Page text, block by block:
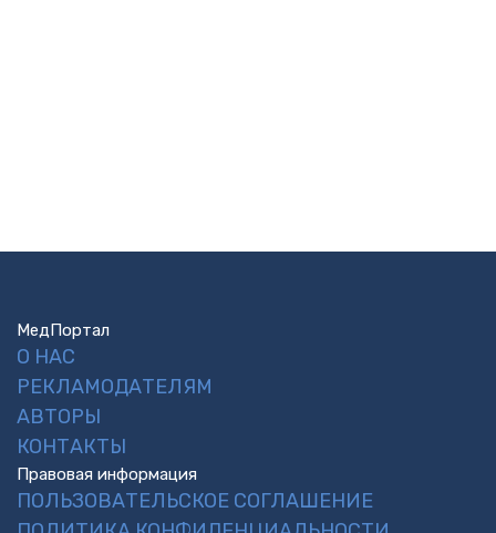
МедПортал
О НАС
РЕКЛАМОДАТЕЛЯМ
АВТОРЫ
КОНТАКТЫ
Правовая информация
ПОЛЬЗОВАТЕЛЬСКОЕ СОГЛАШЕНИЕ